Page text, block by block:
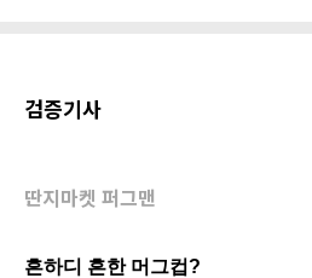
검증기사
딴지마켓 퍼그맨
흔하디 흔한 머그컵?